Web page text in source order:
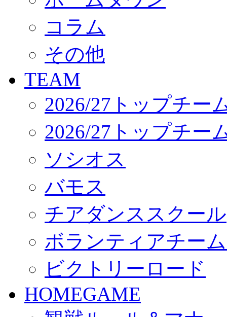
CLUB
パートナー募集
クラブ理念
サステナビリティ
Web制作支援
応援プロジェクト
コラム
その他
TEAM
2026/27トップチー
2026/27トップチー
ソシオス
バモス
チアダンススクール
ボランティアチー
ビクトリーロード
HOMEGAME